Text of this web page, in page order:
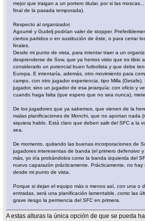
mejor que traigan a un portero titular, por si las
final de la pasada temporada).
Respecto al organizador.
Agoumé y Gudelj podrían valer de stopper.
ciertos partidos o en sustitución de éste, o para cerrar
finales.
Desde mi punto de vista, para intentar traer a un
desprenderse de Sow, que ya hemos visto que es tibio
considerarlo un potencial buen futbolista y que debe
Europa. E intentaría, además, otro movimiento para
campo, con otro jugador experiencia, tipo Milla
jugador, sino un jugador de esa jerarquía: con oficio y
cuando haga falta (que espero que no sea nunca),
De los jugadores que ya sabemos, que vienen de la
malas planificaciones de Monchi, que no aportan nada
siquiera hablo. Está claro que deben salir del SFC a la
sea.
De momento, quitando las buenas incorporaciones de
jugadores interesentas de banda (el primero defensivo
más, yo iría probándolos como la banda izquierda del
nuevo caparazón prácticamente. Prácticamente, no hay
desde mi punto de vista.
Porque si dejan el equipo más o menos así, con una o
entradas, será una planificación lamentable, como las
grave riesgo la permencia del SFC en primera.
A estas alturas la única opción de que se pueda